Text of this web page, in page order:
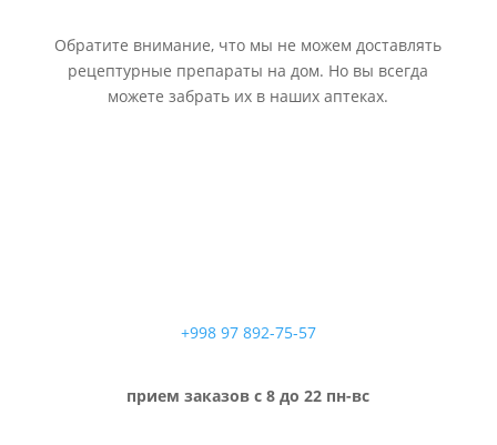
Обратите внимание, что мы не можем доставлять
рецептурные препараты на дом. Но вы всегда
можете забрать их в наших аптеках.
+998 97 892-75-57
прием заказов с 8 до 22 пн-вс